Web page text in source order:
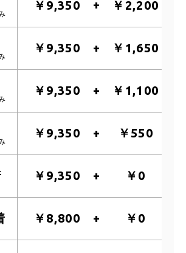
￥9,350 ￥2,200
￥9,350 ￥1,650
￥9,350 ￥1,100
￥9,350 ￥550
￥9,350 ￥0
￥8,800 ￥0